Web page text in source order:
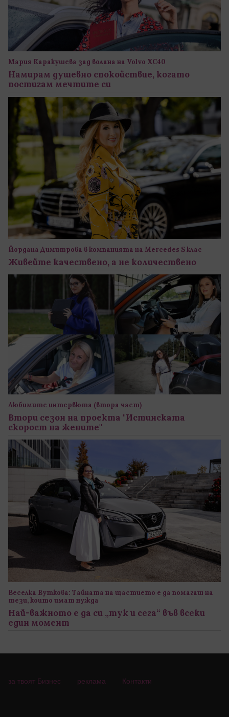
Мария Каракушева зад волана на Volvo XC40
Намирам душевно спокойствие, когато
постигам мечтите си
Йордана Димитрова в компанията на Mercedes S клас
Живейте качествено, а не количествено
Любимите интервюта (втора част)
Втори сезон на проекта "Истинската
скорост на жените"
Веселка Вуткова: Тайната на щастието е да помагаш на
тези, които имат нужда
Най-важното е да си „тук и сега“ във всеки
един момент
за твоят Бизнес реклама Контакти